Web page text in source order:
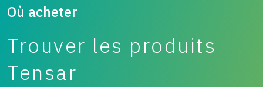
Où acheter
Trouver les produits
Tensar